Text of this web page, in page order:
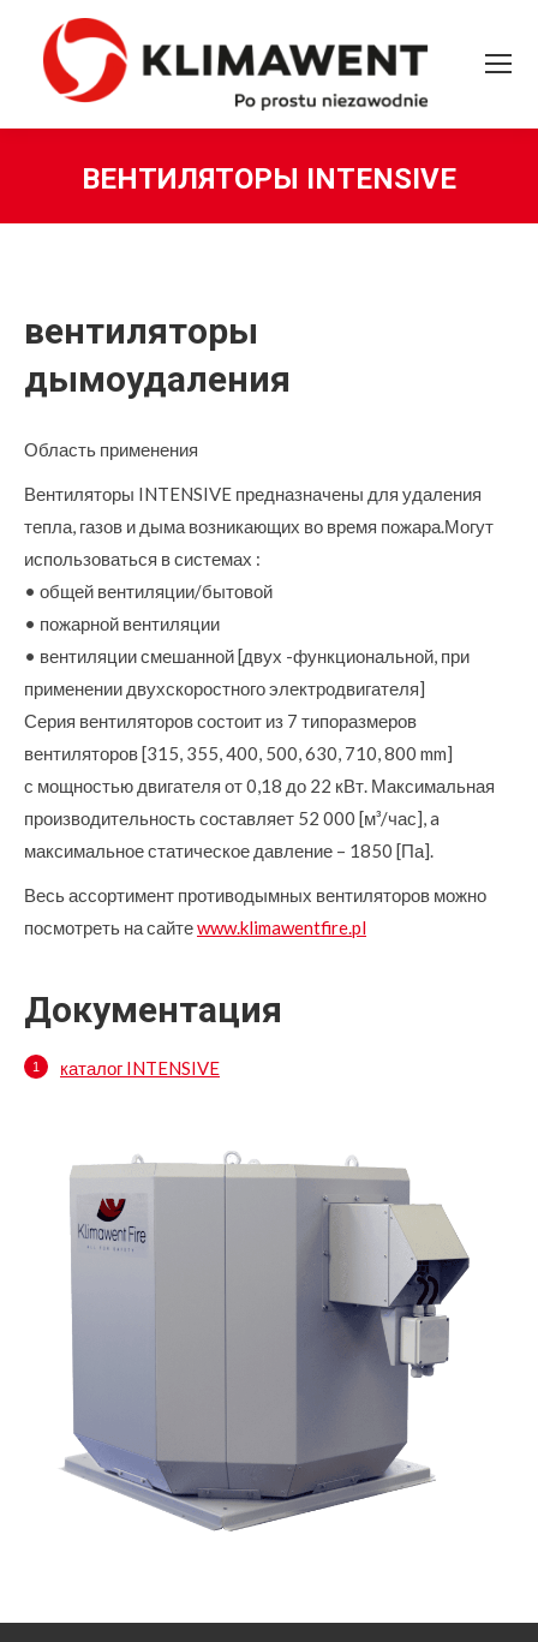
ВЕНТИЛЯТОРЫ INTENSIVE
вентиляторы
дымоудаления
Область применения
Вентиляторы INTENSIVE предназначены для удаления
тепла, газов и дыма возникающих во время пожара.Могут
использоваться в системах :
• общей вентиляции/бытовой
• пожарной вентиляции
• вентиляции смешанной [двух -функциональной, при
применении двухскоростного электродвигателя]
Серия вентиляторов состоит из 7 типоразмеров
вентиляторов [315, 355, 400, 500, 630, 710, 800 mm]
с мощностью двигателя от 0,18 до 22 кВт. Максимальная
производительность составляет 52 000 [м³/час], a
максимальное статическое давление – 1850 [Па].
Весь ассортимент противодымных вентиляторов можно
посмотреть на сайтеwww.klimawentfire.pl
Документация
каталог INTENSIVE